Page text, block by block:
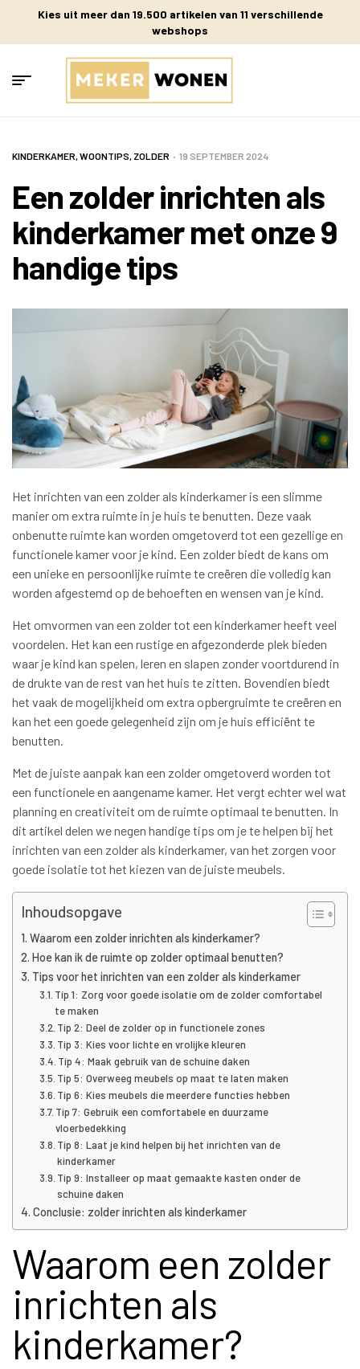
Kies uit meer dan 19.500 artikelen van 11 verschillende
webshops
KINDERKAMER,WOONTIPS, ZOLDER 19 SEPTEMBER 2024
Een zolder inrichten als
kinderkamer met onze 9
handige tips
Het inrichten van een zolder als kinderkamer is een slimme
manier om extra ruimte in je huis te benutten. Deze vaak
onbenutte ruimte kan worden omgetoverd tot een gezellige en
functionele kamer voor je kind. Een zolder biedt de kans om
een unieke en persoonlijke ruimte te creëren die volledig kan
worden afgestemd op de behoeften en wensen van je kind.
Het omvormen van een zolder tot een kinderkamer heeft veel
voordelen. Het kan een rustige en afgezonderde plek bieden
waar je kind kan spelen, leren en slapen zonder voortdurend in
de drukte van de rest van het huis te zitten. Bovendien biedt
het vaak de mogelijkheid om extra opbergruimte te creëren en
kan het een goede gelegenheid zijn om je huis efficiënt te
benutten.
Met de juiste aanpak kan een zolder omgetoverd worden tot
een functionele en aangename kamer. Het vergt echter wel wat
planning en creativiteit om de ruimte optimaal te benutten. In
dit artikel delen we negen handige tips om je te helpen bij het
inrichten van een zolder als kinderkamer, van het zorgen voor
goede isolatie tot het kiezen van de juiste meubels.
Inhoudsopgave
Waarom een zolder inrichten als kinderkamer?
Hoe kan ik de ruimte op zolder optimaal benutten?
Tips voor het inrichten van een zolder als kinderkamer
Tip 1: Zorg voor goede isolatie om de zolder comfortabel
te maken
Tip 2: Deel de zolder op in functionele zones
Tip 3: Kies voor lichte en vrolijke kleuren
Tip 4: Maak gebruik van de schuine daken
Tip 5: Overweeg meubels op maat te laten maken
Tip 6: Kies meubels die meerdere functies hebben
Tip 7: Gebruik een comfortabele en duurzame
vloerbedekking
Tip 8: Laat je kind helpen bij het inrichten van de
kinderkamer
Tip 9: Installeer op maat gemaakte kasten onder de
schuine daken
Conclusie: zolder inrichten als kinderkamer
Waarom een zolder
inrichten als
kinderkamer?